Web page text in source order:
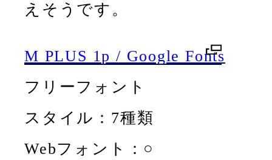
えそうです。
M PLUS 1p / Google Fonts
フリーフォント
スタイル：7種類
Webフォント：○